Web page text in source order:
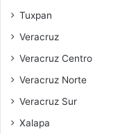
Tuxpan
Veracruz
Veracruz Centro
Veracruz Norte
Veracruz Sur
Xalapa